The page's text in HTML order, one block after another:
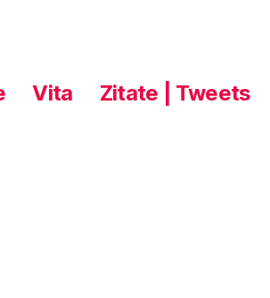
Vita Zitate | Tweets